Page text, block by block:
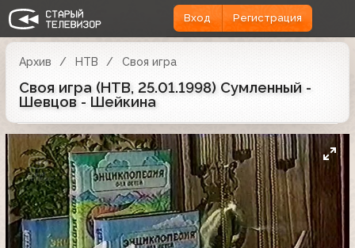
Вход Регистрация
Архив НТВ Своя игра
Своя игра (НТВ, 25.01.1998) Сумленный -
Шевцов - Шейкина